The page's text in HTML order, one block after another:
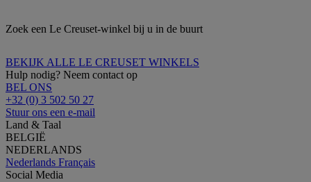
Zoek een Le Creuset-winkel bij u in de buurt
BEKIJK ALLE LE CREUSET WINKELS
Hulp nodig? Neem contact op
BEL ONS
+32 (0) 3 502 50 27
Stuur ons een e-mail
Land & Taal
BELGIË
NEDERLANDS
Nederlands Français
Social Media